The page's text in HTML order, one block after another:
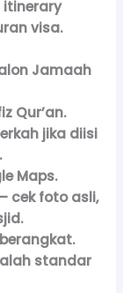
itinerary
visa.
Jamaah
Qur’an.
jika diisi
Maps.
cek foto asli,
standar